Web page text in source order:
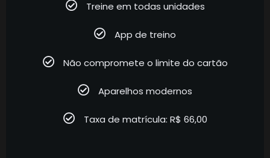
Treine em todas unidades
App de treino
Não compromete o limite do cartão
Aparelhos modernos
Taxa de matrícula: R$ 66,00